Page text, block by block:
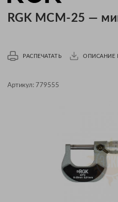
RGK MCM-25 —
РАСПЕЧАТАТЬ ОПИСАНИЕ
Артикул: 779555